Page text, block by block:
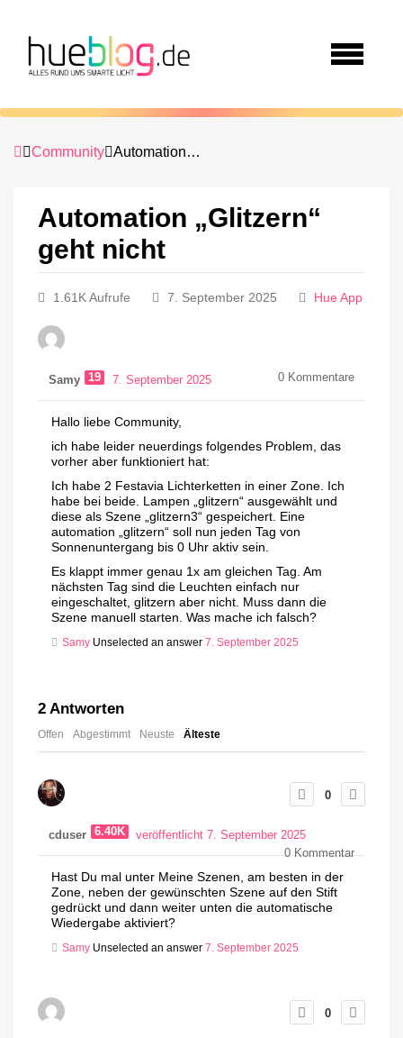
Community Automation „Glitzern“ geht nicht
Automation „Glitzern“
geht nicht
1.61K Aufrufe 7. September 2025 Hue App
Samy 19 7. September 2025 0 Kommentare
Hallo liebe Community,
ich habe leider neuerdings folgendes Problem, das
vorher aber funktioniert hat:
Ich habe 2 Festavia Lichterketten in einer Zone. Ich
habe bei beide. Lampen „glitzern“ ausgewählt und
diese als Szene „glitzern3“ gespeichert. Eine
automation „glitzern“ soll nun jeden Tag von
Sonnenuntergang bis 0 Uhr aktiv sein.
Es klappt immer genau 1x am gleichen Tag. Am
nächsten Tag sind die Leuchten einfach nur
eingeschaltet, glitzern aber nicht. Muss dann die
Szene manuell starten. Was mache ich falsch?
Samy Unselected an answer 7. September 2025
2 Antworten
Offen Abgestimmt Neuste Älteste
0
cduser 6.40K
veröffentlicht 7. September 2025
0Kommentar
Hast Du mal unter Meine Szenen, am besten in der
Zone, neben der gewünschten Szene auf den Stift
gedrückt und dann weiter unten die automatische
Wiedergabe aktiviert?
Samy Unselected an answer 7. September 2025
0